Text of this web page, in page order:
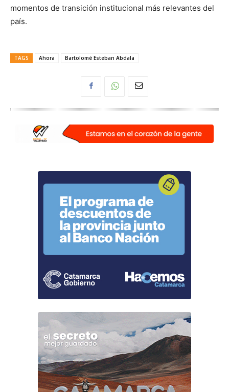
momentos de transición institucional más relevantes del
país.
TAGS Ahora Bartolomé Esteban Abdala